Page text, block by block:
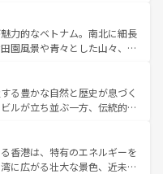
など、バラエティ豊かな料理
着の台湾情報は コンテンツ一覧を参
折々の自然美を楽しむことが
肉、絶品のストリートフード
待っている。夜には、韓国な
の多彩な魅力を心ゆくまで味
しい。 なお、新着の韓国情報はコンテンツ一
力的なベトナム。南北に細長
園風景や青々とした山々、世
く。ハノイの古い町並みやホ
代の建物も、独特の雰囲気を
エティの豊かさとおいしさで
ベトナムコーヒーなどは、ぜ
域を訪れてもあたたかい人々
、きっと忘れられない旅にな
る豊かな自然と歴史が息づく
ルが立ち並ぶ一方、伝統的な
ではチェンマイなどの山岳地
はプーケットやクラビの美し
しむことができる。タイ料理
香港は、特有のエネルギーを
に広がる壮大な景色、近未来